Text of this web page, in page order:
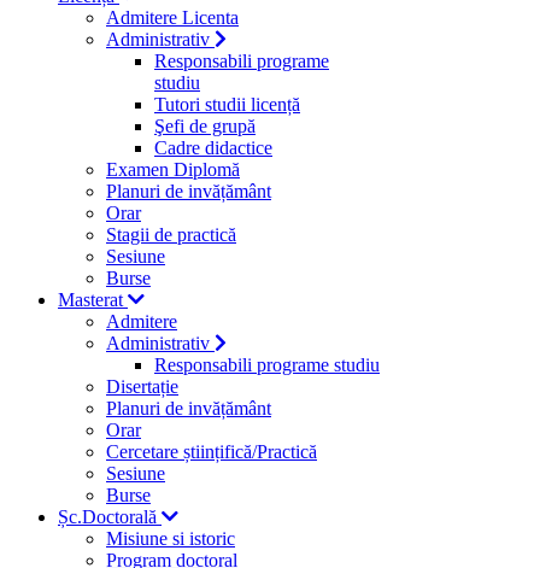
Admitere Licenta
Administrativ
Responsabili programe
studiu
Tutori studii licență
Şefi de grupă
Cadre didactice
Examen Diplomă
Planuri de invățământ
Orar
Stagii de practică
Sesiune
Burse
Masterat
Admitere
Administrativ
Responsabili programe studiu
Disertație
Planuri de invățământ
Orar
Cercetare științifică/Practică
Sesiune
Burse
Șc.Doctorală
Misiune si istoric
Program doctoral